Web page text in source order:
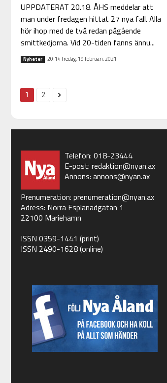
UPPDATERAT 20.18. ÅHS meddelar att
man under fredagen hittat 27 nya fall. Alla
hör ihop med de två redan pågående
smittkedjorna. Vid 20-tiden fanns ännu...
Nyheter 20:14 fredag, 19 februari, 2021
1 2
Telefon: 018-23444
E-post: redaktion@nyan.ax
Annons: annons@nyan.ax
Prenumeration: prenumeration@nyan.ax
Adress: Norra Esplanadgatan 1
22100 Mariehamn
ISSN 0359-1441 (print)
ISSN 2490-1628 (online)